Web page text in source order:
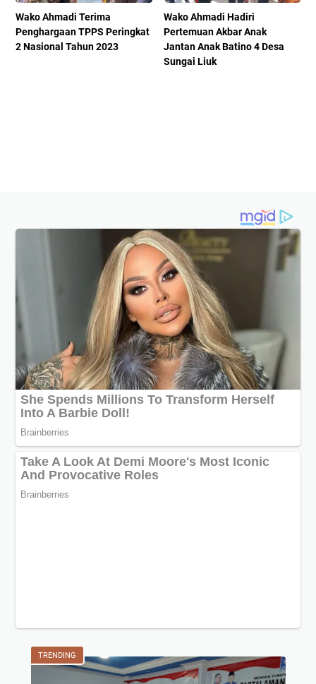
Wako Ahmadi Terima
Penghargaan TPPS Peringkat
2 Nasional Tahun 2023
Wako Ahmadi Hadiri
Pertemuan Akbar Anak
Jantan Anak Batino 4 Desa
Sungai Liuk
TRENDING